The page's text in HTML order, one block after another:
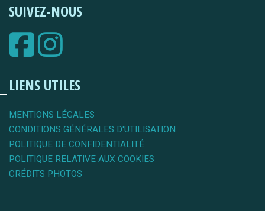
SUIVEZ-NOUS
LIENS UTILES
MENTIONS LÉGALES
CONDITIONS GÉNÉRALES D'UTILISATION
POLITIQUE DE CONFIDENTIALITÉ
POLITIQUE RELATIVE AUX COOKIES
CRÉDITS PHOTOS